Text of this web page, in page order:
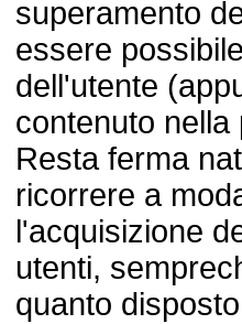
superamento
essere
dell'utente
contenuto
Resta ferma
ricorrere a
l'acquisizione
utenti,
quanto